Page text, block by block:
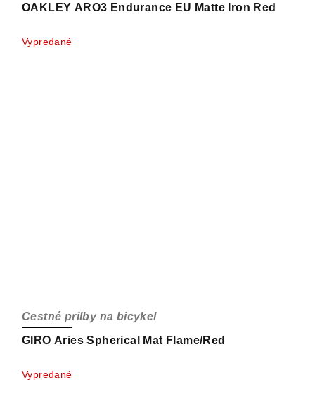
OAKLEY ARO3 Endurance EU Matte Iron Red
Vypredané
GIRO Aries Spherical Mat Flame/Red
Cestné prilby na bicykel
Vypredané